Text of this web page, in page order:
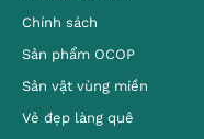
Chính sách
Sản phẩm OCOP
Sản vật vùng miền
Vẻ đẹp làng quê